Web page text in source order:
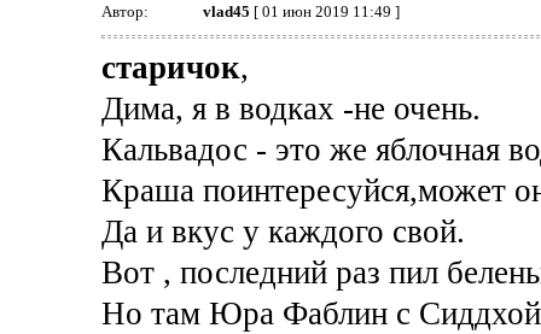
Автор: vlad45 [ 01 июн 2019 11:49 ]
старичок,
Дима, я в водках -не очень.
Кальвадос - это же яблочная
Краша поинтересуйся,может
Да и вкус у каждого свой.
Вот , последний раз пил
Но там Юра Фаблин с Сиддхой